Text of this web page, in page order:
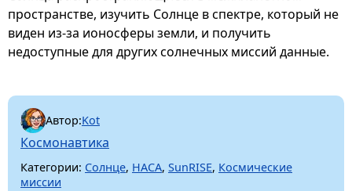
пространстве, изучить Солнце в спектре, который не
виден из-за ионосферы земли, и получить
недоступные для других солнечных миссий данные.
Автор:Kot
Космонавтика
Категории: Солнце, НАСА, SunRISE, Космические
миссии